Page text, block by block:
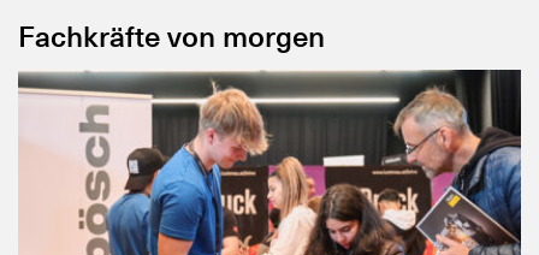
Fachkräfte von morgen